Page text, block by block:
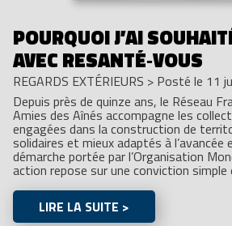
POURQUOI J’AI
AVEC RESANTÉ‑VOUS
REGARDS EXTÉRIEURS > Posté le 11
Depuis près de quinze ans, le Réseau
Amies des Aînés accompagne les
engagées dans la construction de
solidaires et mieux adaptés à l’avancée
démarche portée par l’Organisation
action repose sur une conviction
LIRE LA SUITE >